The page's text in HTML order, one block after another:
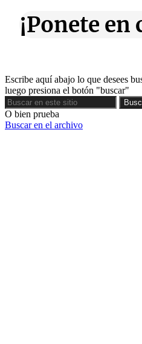
¡Ponete
Escribe aquí abajo lo que desees
luego presiona el botón "buscar"
Buscar
O bien prueba
Buscar en el archivo